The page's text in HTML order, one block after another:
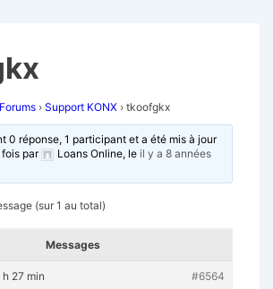
Forums › Support KONX › tkoofgkx
0 réponse, 1 participant et a été mis à jour
fois par
Loans Online, leil y a 8 années
(sur 1 au total)
Messages
27 min #6564